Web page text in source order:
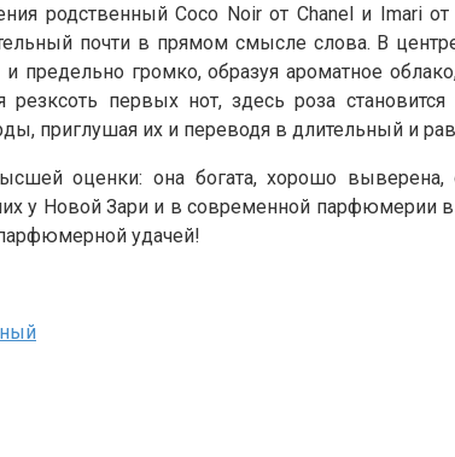
родственный Coco Noir от Chanel и Imari
почти в прямом смысле слова. В
предельно громко, образуя ароматное
резксоть первых нот, здесь роза
приглушая их и переводя в длительный и
оценки: она богата, хорошо
у Новой Зари и в современной
удачей!